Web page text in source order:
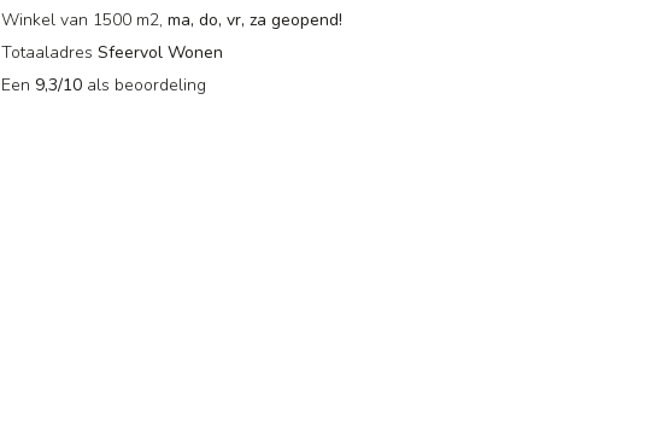
Winkel van 1500 m2,ma, do, vr, za geopend!
TotaaladresSfeervol Wonen
Een 9,3/10 als beoordeling